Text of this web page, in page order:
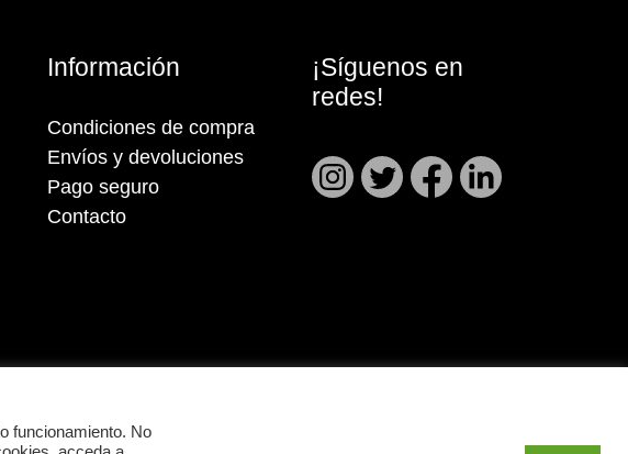
Información
Condiciones de compra
Envíos y devoluciones
Pago seguro
Contacto
¡Síguenos en
redes!
funcionamiento. No